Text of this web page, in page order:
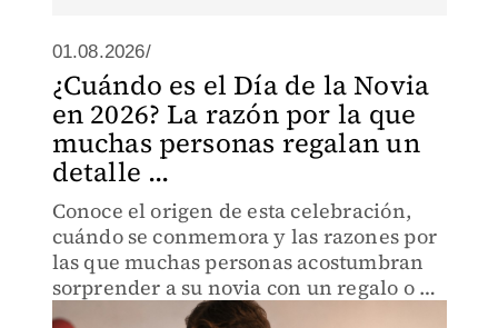
01.08.2026/
¿Cuándo es el Día de la Novia
en 2026? La razón por la que
muchas personas regalan un
detalle ...
Conoce el origen de esta celebración,
cuándo se conmemora y las razones por
las que muchas personas acostumbran
sorprender a su novia con un regalo o un
gesto significativo.